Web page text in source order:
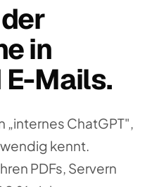
in
E-Mails.
„internes ChatGPT",
kennt.
PDFs, Servern